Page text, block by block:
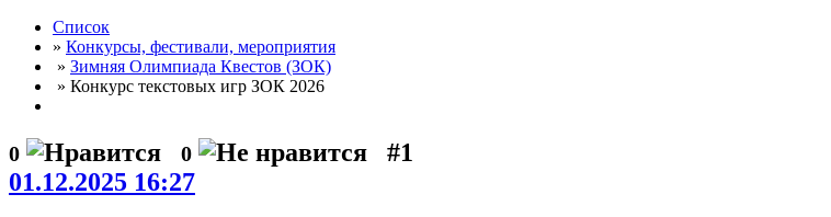
Список
» Конкурсы, фестивали, мероприятия
» Зимняя Олимпиада Квестов (ЗОК)
» Конкурс текстовых игр ЗОК 2026
0 0
#1
01.12.2025 16:27